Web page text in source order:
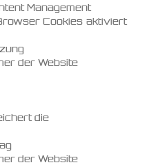
Management
Cookies aktiviert
der Website
die
der Website